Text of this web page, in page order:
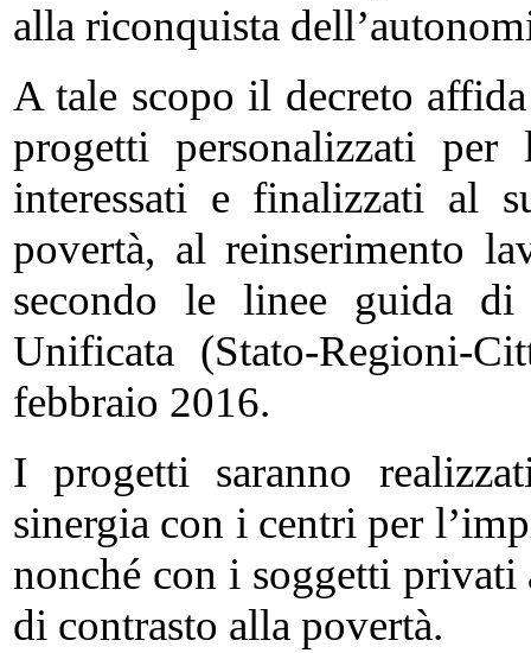
alla riconquista
A tale scopo il decreto
progetti personalizzati
interessati e finalizzati al
povertà, al reinserimento
secondo le linee guida di
Unificata (Stato-Regioni-
febbraio 2016.
I progetti saranno
sinergia con i centri per
nonché con i soggetti
di contrasto alla povertà.